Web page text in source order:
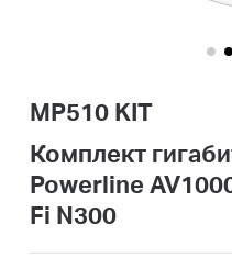
Русский
MP510 KIT
Комплект
Powerline
Fi N300